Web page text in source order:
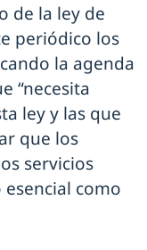
de la ley de
periódico los
la agenda
“necesita
ley y las que
que los
servicios
como